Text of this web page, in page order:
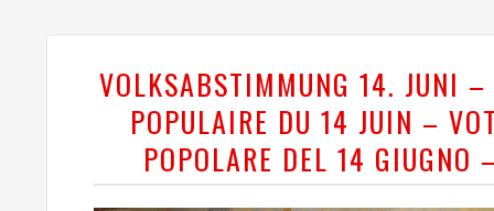
VOLKSABSTIMMUNG 14. JUNI –
POPULAIRE DU 14 JUIN –
POPOLARE DEL 14